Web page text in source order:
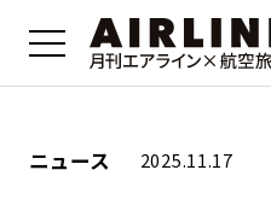
ニュース 2025.11.17